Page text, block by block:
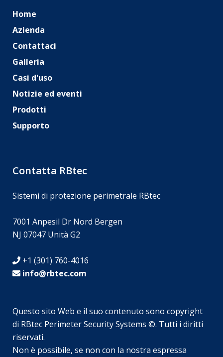
Home
Azienda
Contattaci
Galleria
Casi d'uso
Notizie ed eventi
Prodotti
Supporto
Contatta RBtec
Sistemi di protezione perimetrale RBtec
7001 Anpesil Dr Nord Bergen
NJ 07047 Unità G2
+1 (301) 760-4016
info@rbtec.com
Questo sito Web e il suo contenuto sono copyright
di RBtec Perimeter Security Systems ©. Tutti i diritti
riservati.
Non è possibile, se non con la nostra espressa